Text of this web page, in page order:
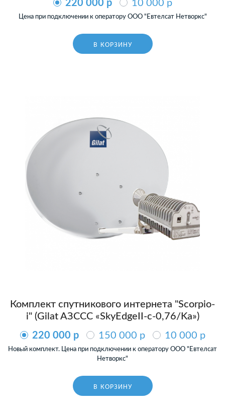
220 000 p 10 000 p
Цена при подключении к оператору ООО "Евтелсат Нетворкс"
В КОРЗИНУ
Комплект спутникового интернета "Scorpio-
i" (Gilat AЗССС «SkyEdgeII-c-0,76/Ka»)
220 000 p
150 000 p 10 000 p
Новый комплект. Цена при подключении к оператору ООО "Евтелсат
Нетворкс"
В КОРЗИНУ